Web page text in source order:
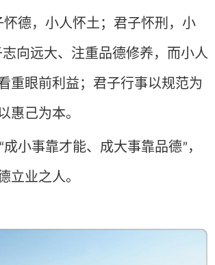
怀德，小人怀土；君子怀刑，小
志向远大、注重品德修养，而小人
重眼前利益；君子行事以规范为
惠己为本。
“成小事靠才能、成大事靠品德” ，
立业之人。